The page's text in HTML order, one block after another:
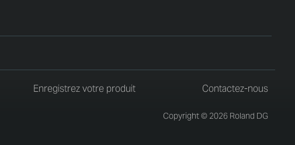
Enregistrez votre produit Contactez-nous
Copyright © 2026 Roland DG